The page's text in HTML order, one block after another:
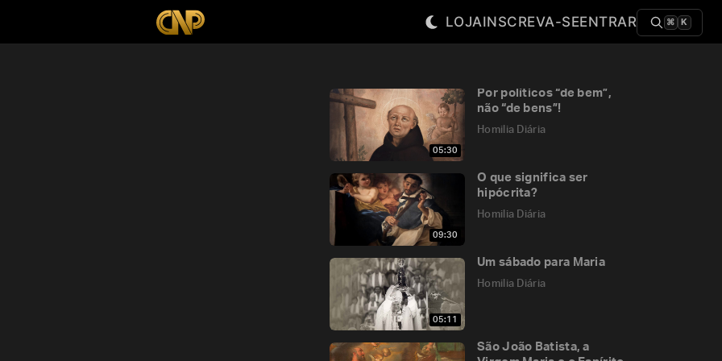
LOJAINSCREVA-SEENTRAR ⌘ K
05:30
Por políticos “de bem”,
não “de bens”!
Homilia Diária
09:30
O que significa ser
hipócrita?
Homilia Diária
05:11
Um sábado para Maria
Homilia Diária
São João Batista, a